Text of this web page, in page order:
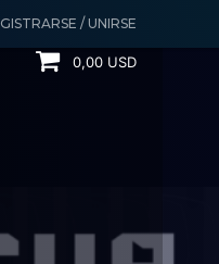
/ UNIRSE
0,00 USD